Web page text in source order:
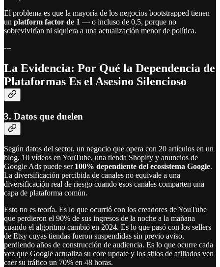
El problema es que la mayoría de los negocios bootstrapped tienen
un platform factor de 1 — o incluso de 0,5, porque no
sobrevivirían ni siquiera a una actualización menor de política.
---
La Evidencia: Por Qué la Dependencia de
Plataformas Es el Asesino Silencioso
3. Datos que duelen
Según datos del sector, un negocio que opera con 20 artículos en un
blog, 10 vídeos en YouTube, una tienda Shopify y anuncios de
Google Ads puede ser 100% dependiente del ecosistema Google.
La diversificación percibida de canales no equivale a una
diversificación real de riesgo cuando esos canales comparten una
capa de plataforma común.
Esto no es teoría. Es lo que ocurrió con los creadores de YouTube
que perdieron el 90% de sus ingresos de la noche a la mañana
cuando el algoritmo cambió en 2024. Es lo que pasó con los sellers
de Etsy cuyas tiendas fueron suspendidas sin previo aviso,
perdiendo años de construcción de audiencia. Es lo que ocurre cada
vez que Google actualiza su core update y los sitios de afiliados ven
caer su tráfico un 70% en 48 horas.